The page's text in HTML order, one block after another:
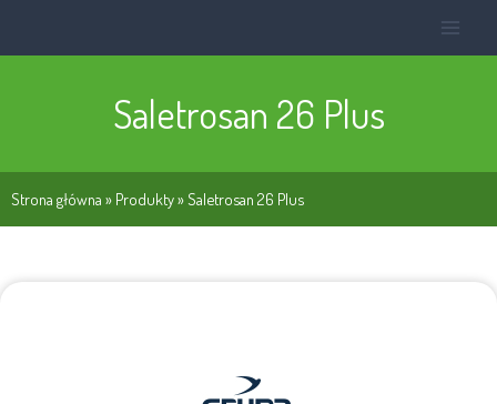
Saletrosan 26 Plus
Strona główna » Produkty»Saletrosan 26 Plus